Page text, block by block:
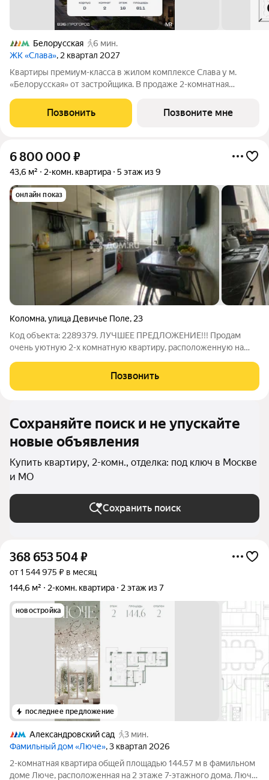
Белорусская
6 мин.
ЖК «Слава», 2 квартал 2027
Квартиры премиум-класса в жилом комплексе Слава у м.
«Белорусская» от застройщика. В продаже 2-комнатная
Новый современный жилой комплекс премиум-класса Слава
расположен в той части центра,
Позвонить Позвоните мне
6 800 000 ₽
43,6 м² 2-комн. квартира 5 этаж из 9
онлайн показ
Коломна,улица Девичье Поле, 23
Код объекта: 2289379. ЛУЧШЕЕ ПРЕДЛОЖЕНИЕ!!! Продам
очень уютную 2-х комнатную квартиру, расположенную на
количество преимуществ: две большие изолированныеПозвонить
Сохраняйте поиск и не упускайте
новые объявления
Купить квартиру, 2-комн., отделка: под ключ в Москве
и МО
Сохранить поиск
368 653 504₽
от 1 544 975 ₽ в месяц
144,6 м²
2-комн. квартира 2 этаж из 7
новостройка
последнее предложение
Александровский сад
3 мин.
Фамильный дом «Люче», 3 квартал 2026
2-комнатная квартира общей площадью 144.57 м в фамильном
доме Люче, расположенная на 2 этаже 7-этажного дома. Люче